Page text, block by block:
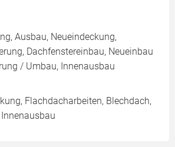
Ausbau, Neueindeckung,
Dachfenstereinbau, Neueinbau
/ Umbau, Innenausbau
Flachdacharbeiten, Blechdach,